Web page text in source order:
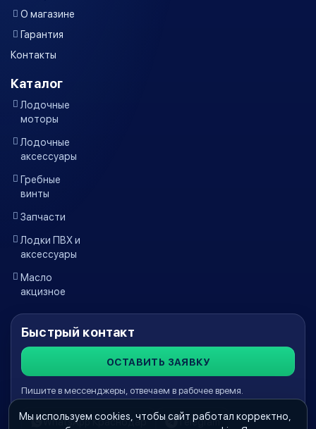
О магазине
Гарантия
Контакты
Каталог
Лодочные
моторы
Лодочные
аксессуары
Гребные
винты
Запчасти
Лодки ПВХ и
аксессуары
Масло
акцизное
Быстрый контакт
ОСТАВИТЬ ЗАЯВКУ
Пишите в мессенджеры, отвечаем в рабочее время.
WhatsApp Краснодар Telegram
Мы используем cookies, чтобы сайт работал корректно,